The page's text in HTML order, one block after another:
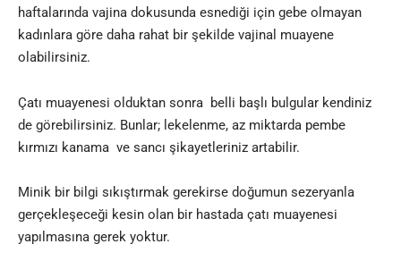
haftalarında vajina dokusunda esnediği için gebe olmayan
kadınlara göre daha rahat bir şekilde vajinal muayene
olabilirsiniz.
Çatı muayenesi olduktan sonra belli başlı bulgular kendiniz
de görebilirsiniz. Bunlar; lekelenme, az miktarda pembe
kırmızı kanama ve sancı şikayetleriniz artabilir.
Minik bir bilgi sıkıştırmak gerekirse doğumun sezeryanla
gerçekleşeceği kesin olan bir hastada çatı muayenesi
yapılmasına gerek yoktur.